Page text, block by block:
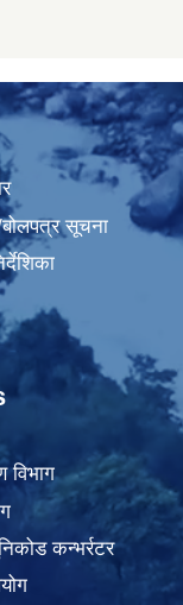
सूचना
विभाग
कन्भर्रटर